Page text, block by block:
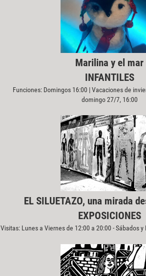
Marilina y el mar
INFANTILES
Funciones: Domingos 16:00 | Vacaciones de
domingo 27/7, 16:00
EL SILUETAZO, una mirada
EXPOSICIONES
Visitas: Lunes a Viernes de 12:00 a 20:00 - Sábados